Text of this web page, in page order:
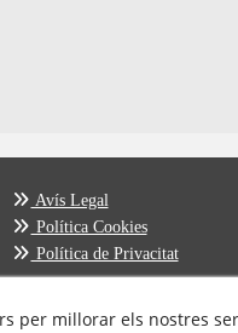
Avís Legal
Política Cookies
Política de Privacitat
per millorar els nostres